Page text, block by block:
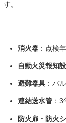
す。
消火器 ：点検
自動火災報知
避難器具 ：バ
連結送水管 ：
防火扉・防火